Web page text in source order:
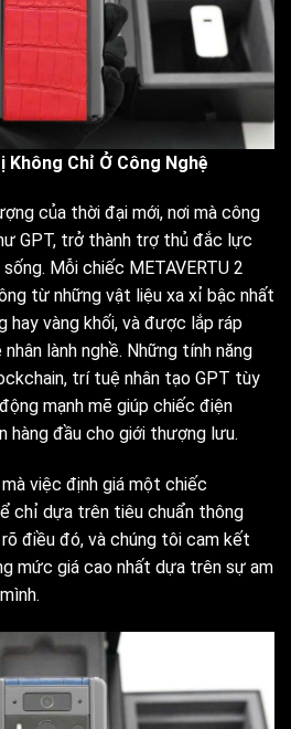
Không Chỉ Ở Công Nghệ
của thời đại mới, nơi mà công
GPT, trở thành trợ thủ đắc lực
Mỗi chiếc METAVERTU 2
từ những vật liệu xa xỉ bậc nhất
hay vàng khối, và được lắp ráp
lành nghề. Những tính năng
trí tuệ nhân tạo GPT tùy
mạnh mẽ giúp chiếc điện
hàng đầu cho giới thượng lưu.
việc định giá một chiếc
chỉ dựa trên tiêu chuẩn thông
điều đó, và chúng tôi cam kết
mức giá cao nhất dựa trên sự am